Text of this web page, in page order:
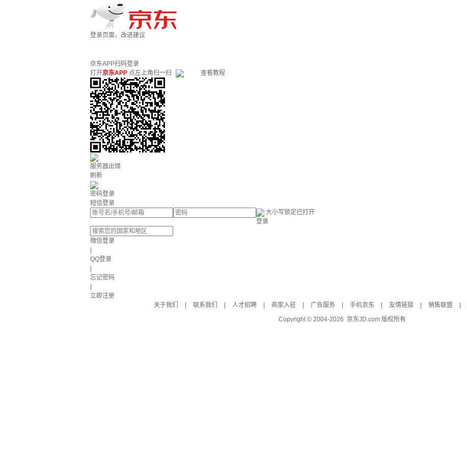
登录页面，改进建议
京东APP扫码登录
打开京东APP 点左上角扫一扫 查看教程
服务器出错
刷新
密码登录
短信登录
大小写锁定已打开
登录
微信登录
QQ登录
忘记密码
立即注册
关于我们
联系我们 人才招聘 商家入驻 广告服务 手机京东 友情链接 销售联盟
Copyright © 2004-2026 京东JD.com 版权所有